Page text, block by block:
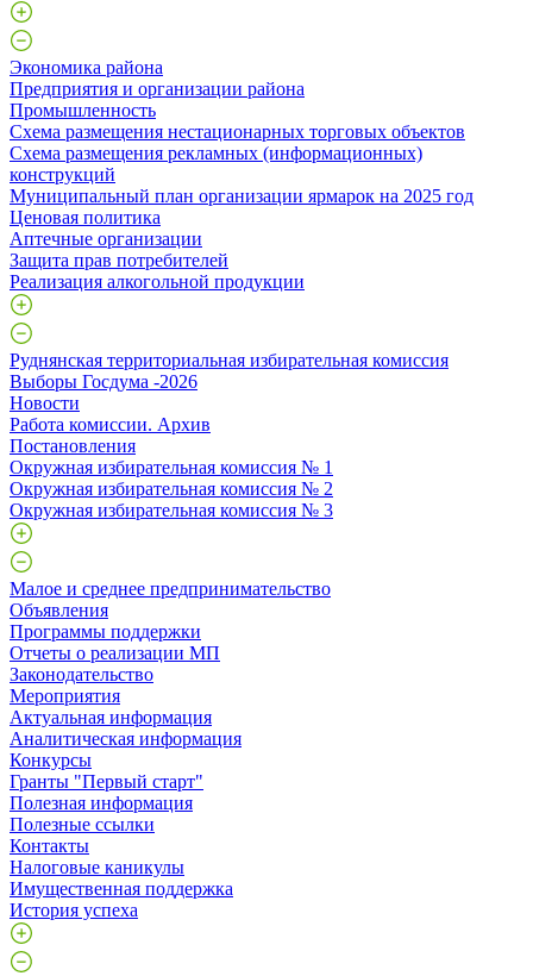
Экономика района
Предприятия и организации района
Промышленность
Схема размещения нестационарных торговых объектов
Схема размещения рекламных (информационных)
конструкций
Муниципальный план организации ярмарок на 2025 год
Ценовая политика
Аптечные организации
Защита прав потребителей
Реализация алкогольной продукции
Руднянская территориальная избирательная комиссия
Выборы Госдума -2026
Новости
Работа комиссии. Архив
Постановления
Окружная избирательная комиссия № 1
Окружная избирательная комиссия № 2
Окружная избирательная комиссия № 3
Малое и среднее предпринимательство
Объявления
Программы поддержки
Отчеты о реализации МП
Законодательство
Мероприятия
Актуальная информация
Аналитическая информация
Конкурсы
Гранты "Первый старт"
Полезная информация
Полезные ссылки
Контакты
Налоговые каникулы
Имущественная поддержка
История успеха